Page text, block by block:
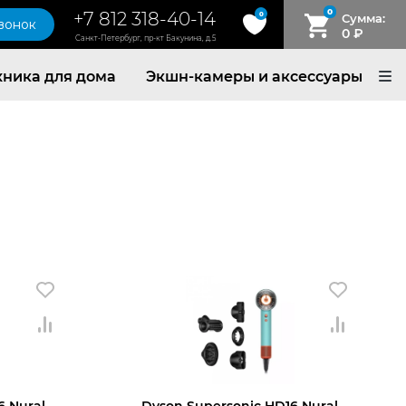
+7 812 318-40-14
Санкт-Петербург, пр-кт Бакунина, д.5
0 0 Сумма:
0 ₽
для дома Экшн-камеры и аксессуары